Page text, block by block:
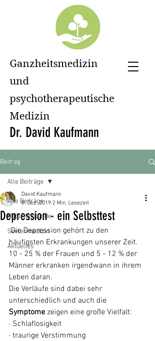
Ganzheitsmedizin
und
psychotherapeutische
Medizin
Dr. David Kaufmann
Beitrag
Alle Beiträge
Naturheilkunde
Seelenmedizin
Aktuelles
Alle Beiträge
Depression - ein Selbsttest
David Kaufmann
8. Dez. 2019 2 Min. Lesezeit
Die Depression gehört zu den
häufigsten Erkrankungen unserer Zeit.
10 - 25 % der Frauen und 5 - 12 % der
Männer erkranken irgendwann in ihrem
Leben daran.
Die Verläufe sind dabei sehr
unterschiedlich und auch die
Symptome zeigen eine große Vielfalt:
· Schlaflosigkeit
· traurige Verstimmung